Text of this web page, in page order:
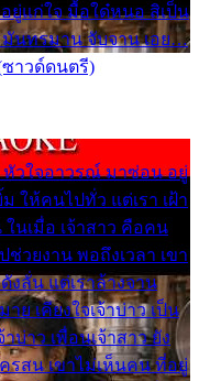
ยู่แก่ใจ มื้อใด๋หนอ สิเป็น
มันทรมาน จับจาน เอย…
ซาวด์ดนตรี)
หัวใจอาวรณ์ มาซ่อน อยู่
ให้คนไปทั่ว แต่เรา เฝ้า
ในเมื่อ เจ้าสาว คือคน
วยงาน พอถึงเวลา เขา
งลั่น แต่เราล้างจาน
ย เคียงใจเจ้าบ่าว เป็น
บ่าว เพื่อนเจ้าสาว ยัง
รสน เขาไม่เห็นคน ที่อยู่